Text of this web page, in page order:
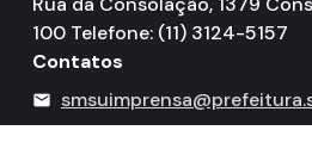
100 Telefone: (11) 3124-5157
Contatos
mail
156